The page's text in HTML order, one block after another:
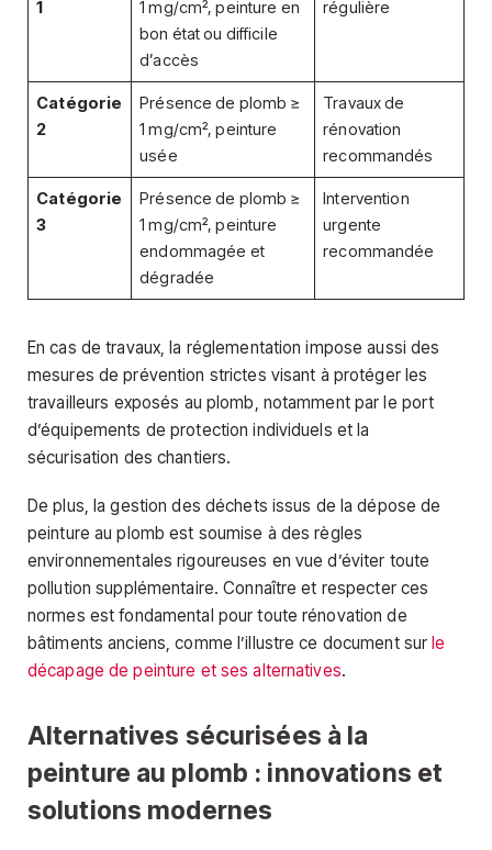
1
1 mg/cm², peinture en
bon état ou difficile
d’accès
régulière
Catégorie
2
Présence de plomb ≥
1 mg/cm², peinture
usée
Travaux de
rénovation
recommandés
Catégorie
3
Présence de plomb ≥
1 mg/cm², peinture
endommagée et
dégradée
Intervention
urgente
recommandée
En cas de travaux, la réglementation impose aussi des
mesures de prévention strictes visant à protéger les
travailleurs exposés au plomb, notamment par le port
d’équipements de protection individuels et la
sécurisation des chantiers.
De plus, la gestion des déchets issus de la dépose de
peinture au plomb est soumise à des règles
environnementales rigoureuses en vue d’éviter toute
pollution supplémentaire. Connaître et respecter ces
normes est fondamental pour toute rénovation de
bâtiments anciens, comme l’illustre ce document surle
décapage de peinture et ses alternatives.
Alternatives sécurisées à la
peinture au plomb : innovations et
solutions modernes